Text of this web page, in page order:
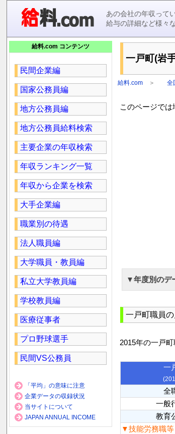
あの会社の年収って
給与の詳細など様々
一戸町(岩
給料.com ＞ 全
このページで
▼年度別のデ
一戸町職員の
2015年の一戸
一
全
一般
教育
▼技能労務職等
給料.com コンテンツ
民間企業編
国家公務員編
地方公務員編
地方公務員給料検索
主要企業の年収検索
年収ランキング一覧
年収から企業を検索
大手企業編
職業別の待遇
法人職員編
大学職員・教員編
私立大学教員編
学校教員編
医療従事者
プロ野球選手
民間VS公務員
「平均」の意味に注意
企業データの収録状況
当サイトについて
JAPAN ANNUAL INCOME